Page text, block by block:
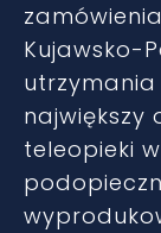
Kujawsko-
utrzymania
największy
teleopieki